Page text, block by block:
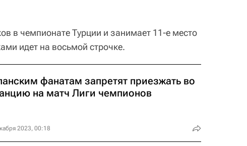
в чемпионате Турции и занимает 11-е место
идет на восьмой строчке.
фанатам запретят приезжать во
на матч Лиги чемпионов
2023, 00:18